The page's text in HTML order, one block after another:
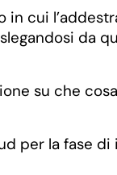
in cui
da
su che
per la fase